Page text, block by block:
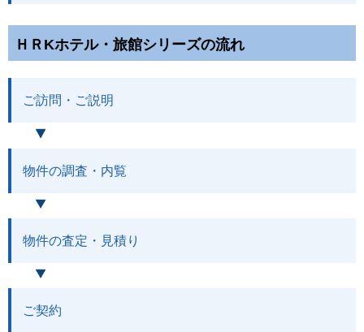
ＨＲKホテル・旅館シリーズの流れ
ご訪問・ご説明
物件の調査・内覧
物件の査定・見積り
ご契約